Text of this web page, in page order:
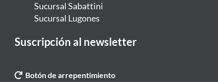
Sucursal Sabattini
Sucursal Lugones
Suscripción al newsletter
Botón de arrepentimiento